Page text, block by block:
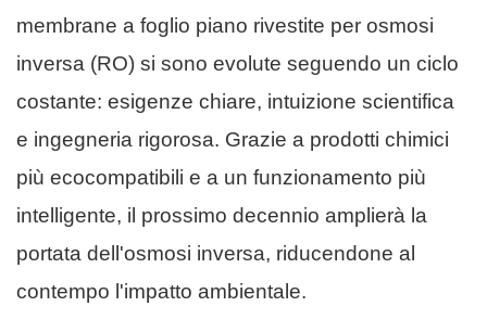
membrane a foglio piano rivestite per osmosi
inversa (RO) si sono evolute seguendo un ciclo
costante: esigenze chiare, intuizione scientifica
e ingegneria rigorosa. Grazie a prodotti chimici
più ecocompatibili e a un funzionamento più
intelligente, il prossimo decennio amplierà la
portata dell'osmosi inversa, riducendone al
contempo l'impatto ambientale.